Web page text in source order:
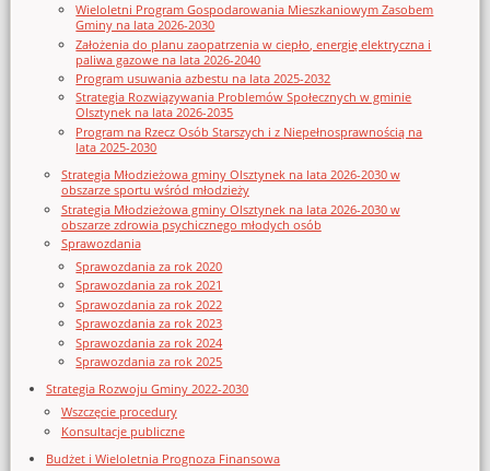
Wieloletni Program Gospodarowania Mieszkaniowym Zasobem
Gminy na lata 2026-2030
Założenia do planu zaopatrzenia w ciepło, energię elektryczna i
paliwa gazowe na lata 2026-2040
Program usuwania azbestu na lata 2025-2032
Strategia Rozwiązywania Problemów Społecznych w gminie
Olsztynek na lata 2026-2035
Program na Rzecz Osób Starszych i z Niepełnosprawnością na
lata 2025-2030
Strategia Młodzieżowa gminy Olsztynek na lata 2026-2030 w
obszarze sportu wśród młodzieży
Strategia Młodzieżowa gminy Olsztynek na lata 2026-2030 w
obszarze zdrowia psychicznego młodych osób
Sprawozdania
Sprawozdania za rok 2020
Sprawozdania za rok 2021
Sprawozdania za rok 2022
Sprawozdania za rok 2023
Sprawozdania za rok 2024
Sprawozdania za rok 2025
Strategia Rozwoju Gminy 2022-2030
Wszczęcie procedury
Konsultacje publiczne
Budżet i Wieloletnia Prognoza Finansowa